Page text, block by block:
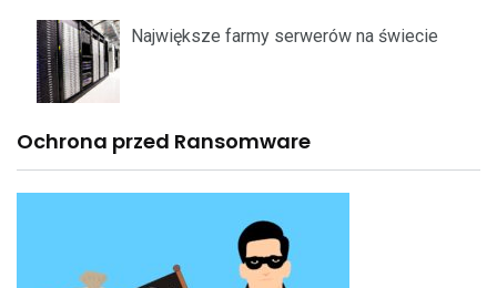
Największe farmy serwerów na świecie
Ochrona przed Ransomware